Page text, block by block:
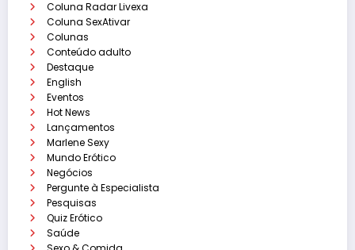
Coluna Radar Livexa
Coluna SexAtivar
Colunas
Conteúdo adulto
Destaque
English
Eventos
Hot News
Lançamentos
Marlene Sexy
Mundo Erótico
Negócios
Pergunte à Especialista
Pesquisas
Quiz Erótico
Saúde